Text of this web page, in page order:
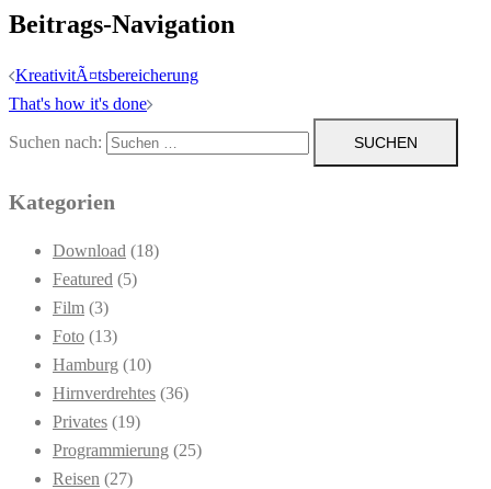
Beitrags-Navigation
KreativitÃ¤tsbereicherung
That's how it's done
Suchen nach:
Kategorien
Download (18)
Featured (5)
Film (3)
Foto (13)
Hamburg (10)
Hirnverdrehtes (36)
Privates (19)
Programmierung (25)
Reisen (27)